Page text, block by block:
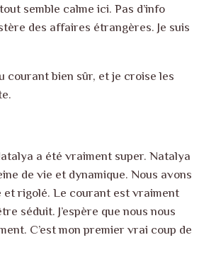
semble calme ici. Pas d’info
des affaires étrangères. Je suis
courant bien sûr, et je croise les
a été vraiment super. Natalya
de vie et dynamique. Nous avons
et rigolé. Le courant est vraiment
séduit. J’espère que nous nous
C’est mon premier vrai coup de